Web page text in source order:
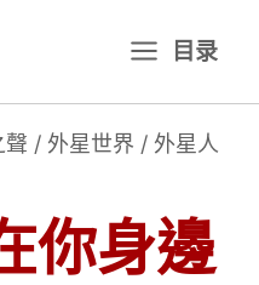
目录
聲 / 外星世界 / 外星人
你身邊